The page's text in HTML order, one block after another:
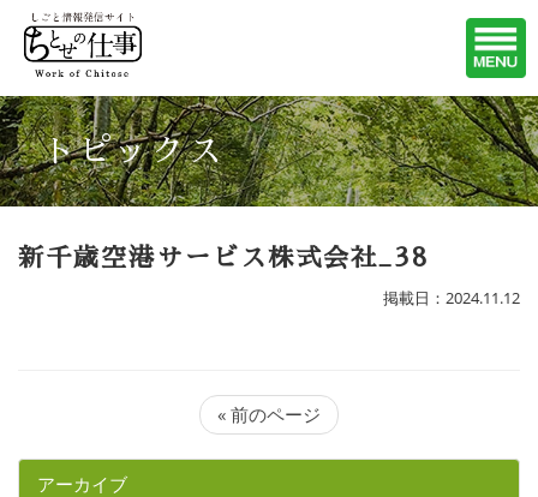
トピックス
新千歳空港サービス株式会社_38
掲載日：2024.11.12
« 前のページ
アーカイブ